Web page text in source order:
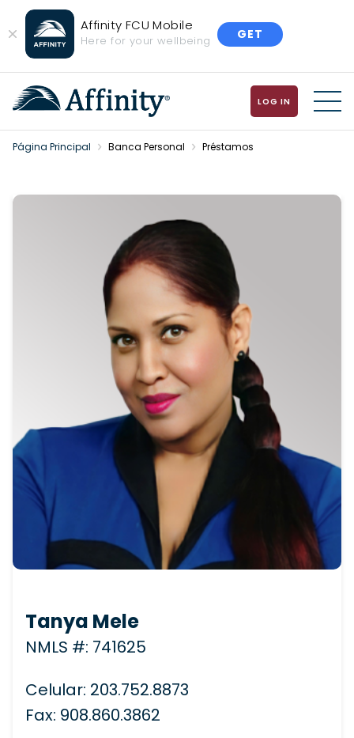
Close
Banner
Affinity FCU Mobile
Here for your wellbeing GET
MENU
LOG IN
Página Principal Banca Personal Préstamos
Tanya Mele
NMLS #: 741625
Celular: 203.752.8873
Fax: 908.860.3862